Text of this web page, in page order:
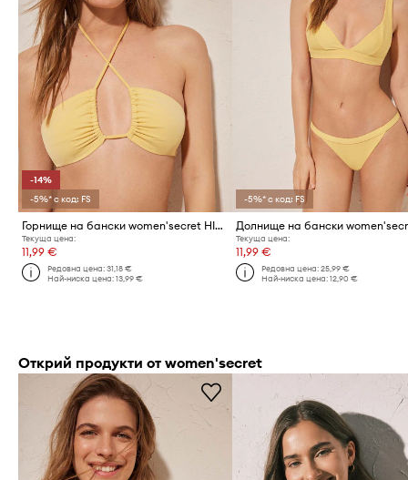
-14%
-5%* с код: FS
Горнище на бански women'secret HIBISCUS
Текуща цена:
11,99 €
Редовна цена:31,18 €
Най-ниска цена:13,99 €
-5%* с код: FS
Текуща цена:
11,99 €
Редовна цена: 25,99 €
Най-ниска цена: 12,90 €
Открий продукти от women'secret